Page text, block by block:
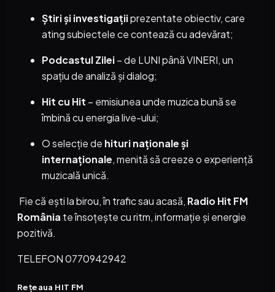
Știri și investigațiiprezentate obiectiv, care
ating subiectele ce contează cu adevărat;
Podcastul Zilei– de LUNI până VINERI, un
spațiu de analiză și dialog;
Hit cu Hit – emisiunea unde muzica bună se
îmbină cu energia live-ului;
O selecție de hituri naționale și
internaționale, menită să creeze o experiență
muzicală unică.
Fie că ești la birou, în trafic sau acasă, Radio Hit FM
România te însoțește cu ritm, informație și energie
pozitivă.
TELEFON 0770942942
Rețeaua HIT FM